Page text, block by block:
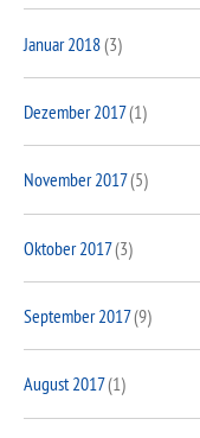
Januar 2018(3)
Dezember 2017(1)
November 2017(5)
Oktober 2017(3)
September 2017(9)
August 2017(1)